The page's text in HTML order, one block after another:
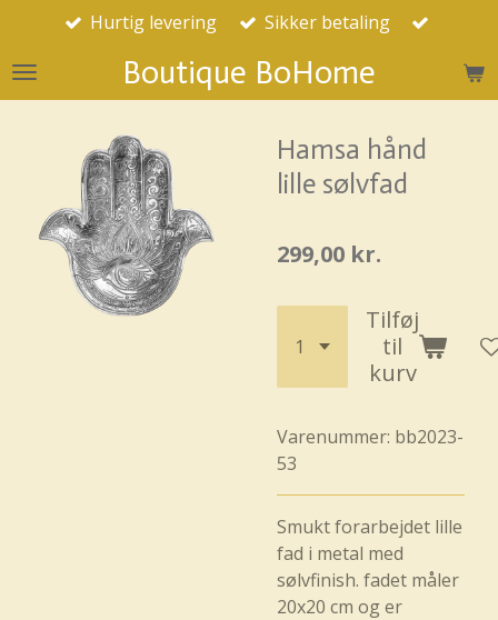
Spring
hovedindhold Boutique BoHome
Hurtig levering Sikker betaling
Hamsa hånd
lille sølvfad
299,00 kr.
Tilføj
til
kurv
Varenummer: bb2023-
53
Smukt forarbejdet lille
fad i metal med
sølvfinish. fadet måler
20x20 cm og er